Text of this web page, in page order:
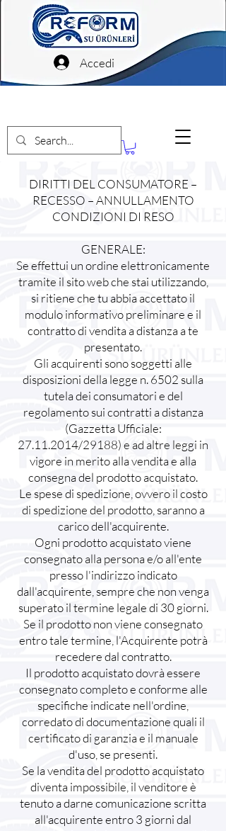
Accedi
DIRITTI DEL CONSUMATORE –
RECESSO – ANNULLAMENTO
CONDIZIONI DI RESO
GENERALE:
Se effettui un ordine elettronicamente
tramite il sito web che stai utilizzando,
si ritiene che tu abbia accettato il
modulo informativo preliminare e il
contratto di vendita a distanza a te
presentato.
Gli acquirenti sono soggetti alle
disposizioni della legge n. 6502 sulla
tutela dei consumatori e del
regolamento sui contratti a distanza
(Gazzetta Ufficiale:
27.11.2014/29188) e ad altre leggi in
vigore in merito alla vendita e alla
consegna del prodotto acquistato.
Le spese di spedizione, ovvero il costo
di spedizione del prodotto, saranno a
carico dell'acquirente.
Ogni prodotto acquistato viene
consegnato alla persona e/o all'ente
presso l'indirizzo indicato
dall'acquirente, sempre che non venga
superato il termine legale di 30 giorni.
Se il prodotto non viene consegnato
entro tale termine, l'Acquirente potrà
recedere dal contratto.
Il prodotto acquistato dovrà essere
consegnato completo e conforme alle
specifiche indicate nell'ordine,
corredato di documentazione quali il
certificato di garanzia e il manuale
d'uso, se presenti.
Se la vendita del prodotto acquistato
diventa impossibile, il venditore è
tenuto a darne comunicazione scritta
all'acquirente entro 3 giorni dal